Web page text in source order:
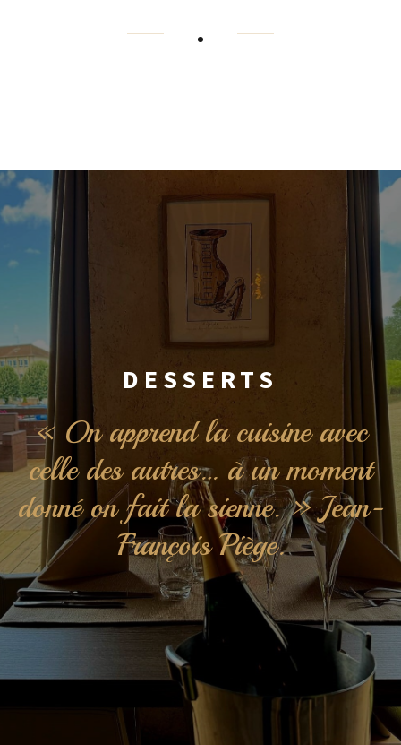
DESSERTS
« On apprend la cuisine avec
celle des autres… à un moment
donné on fait la sienne. » Jean-
François Piège.